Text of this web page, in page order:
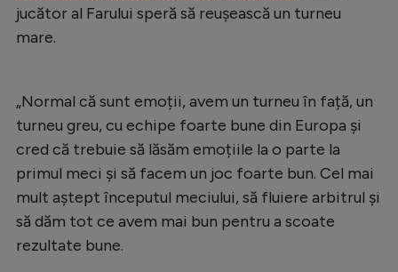
Formula 1
Rugby
Ciclism
Alte sporturi
JO 2024
JO 2026
jucător al Farului speră să reușească un turneu
mare.
„Normal că sunt emoții, avem un turneu în față, un
turneu greu, cu echipe foarte bune din Europa și
cred că trebuie să lăsăm emoțiile la o parte la
primul meci și să facem un joc foarte bun. Cel mai
mult aștept începutul meciului, să fluiere arbitrul și
să dăm tot ce avem mai bun pentru a scoate
rezultate bune.